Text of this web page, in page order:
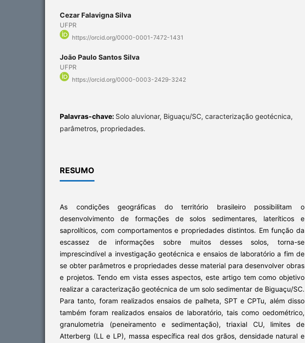
Cezar Falavigna Silva
UFPR
https://orcid.org/0000-0001-7472-1431
João Paulo Santos Silva
UFPR
https://orcid.org/0000-0003-2429-3242
Palavras-chave: Solo aluvionar, Biguaçu/SC, caracterização geotécnica,
parâmetros, propriedades.
RESUMO
As condições geográficas do território brasileiro possibilitam o
desenvolvimento de formações de solos sedimentares, lateríticos e
saprolíticos, com comportamentos e propriedades distintos. Em função da
escassez de informações sobre muitos desses solos, torna-se
imprescindível a investigação geotécnica e ensaios de laboratório a fim de
se obter parâmetros e propriedades desse material para desenvolver obras
e projetos. Tendo em vista esses aspectos, este artigo tem como objetivo
realizar a caracterização geotécnica de um solo sedimentar de Biguaçu/SC.
Para tanto, foram realizados ensaios de palheta, SPT e CPTu, além disso
também foram realizados ensaios de laboratório, tais como oedométrico,
granulometria (peneiramento e sedimentação), triaxial CU, limites de
Atterberg (LL e LP), massa específica real dos grãos, densidade natural e